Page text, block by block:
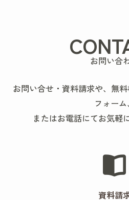
お問い合
お問い合せ・資料請求や、無
フォーム、
またはお電話にてお気軽
資料請